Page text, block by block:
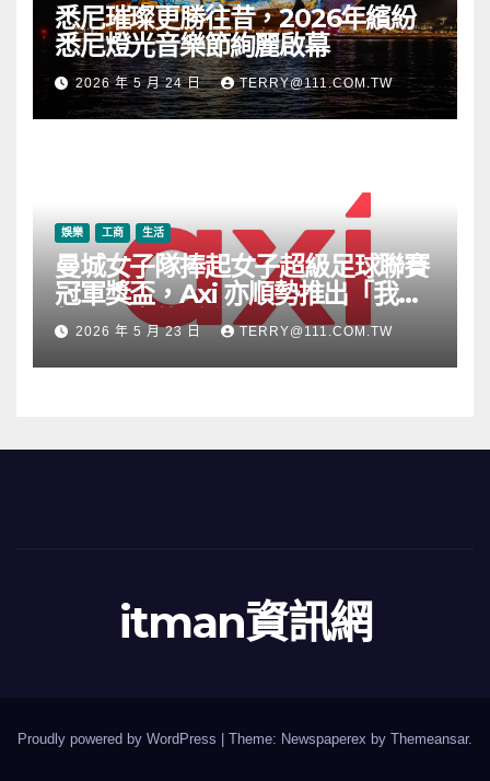
悉尼璀璨更勝往昔，2026年繽紛
悉尼燈光音樂節絢麗啟幕
2026 年 5 月 24 日 TERRY@111.COM.TW
娛樂 工商 生活
曼城女子隊捧起女子超級足球聯賽
冠軍獎盃，Axi 亦順勢推出「我的
根源」宣傳活動
2026 年 5 月 23 日 TERRY@111.COM.TW
itman資訊網
Proudly powered by WordPress Theme: Newspaperex by Themeansar.